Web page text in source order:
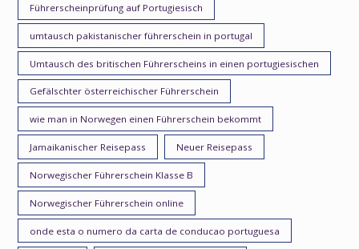
Führerscheinprüfung auf Portugiesisch
umtausch pakistanischer führerschein in portugal
Umtausch des britischen Führerscheins in einen portugiesischen
Gefälschter österreichischer Führerschein
wie man in Norwegen einen Führerschein bekommt
Jamaikanischer Reisepass Neuer Reisepass
Norwegischer Führerschein Klasse B
Norwegischer Führerschein online
onde esta o numero da carta de conducao portuguesa